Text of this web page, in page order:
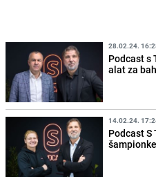
28.02.24.
Podcast s
alat za
14.02.24.
Podcast
šampionke